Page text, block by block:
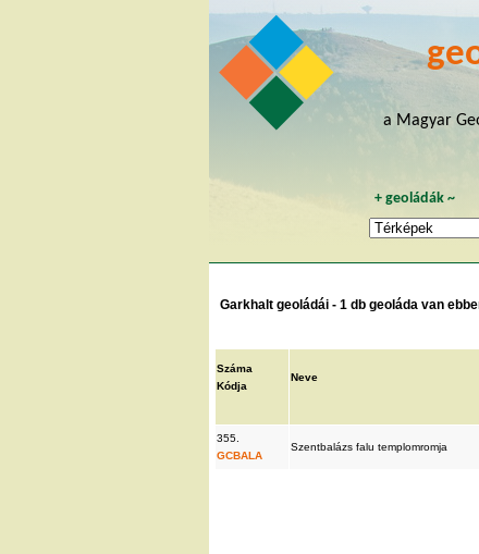
a Magyar
+geoládák ~
Garkhalt geoládái - 1 db geoláda van
Száma
Kódja
Neve
355.
GCBALA
Szentbalázs falu templomromja